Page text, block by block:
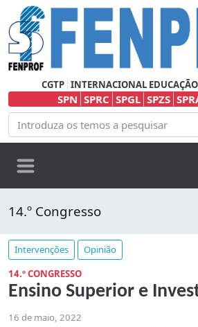
CGTP INTERNACIONAL EDUCAÇÃO
SPN SPRC SPGL SPZS
14.º Congresso
Intervenções
Opinião
14.º CONGRESSO
Ensino Superior e
16 de maio, 2022